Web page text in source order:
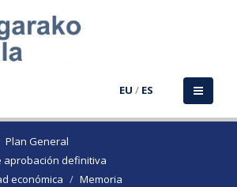
EU / ES
Plan General
definitiva
económica
Memoria